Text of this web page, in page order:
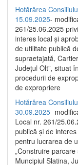
Hotărârea
15.09.2025-
261/25.06.2025
interes local și
de utilitate publică
supraetajată,
Județul Olt”, situat
procedurii de
de expropriere
Hotărârea
30.09.2025-
Local nr. 261/
publică şi de
pentru lucrarea de
„Construire
Muncipiul Slatina,